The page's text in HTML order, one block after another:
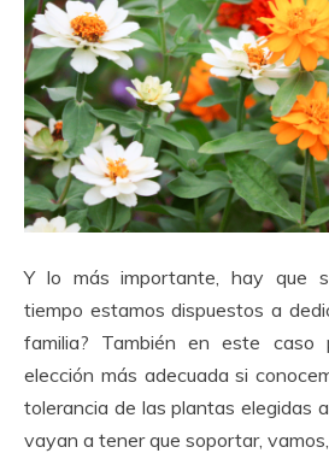
Y lo más importante, hay que
tiempo estamos dispuestos a
familia? También en este caso
elección más adecuada si
tolerancia de las plantas elegidas
vayan a tener que soportar,